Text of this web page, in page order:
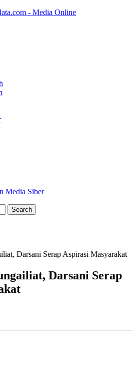
- Media Online
Media Siber
Darsani Serap Aspirasi Masyarakat
Darsani Serap